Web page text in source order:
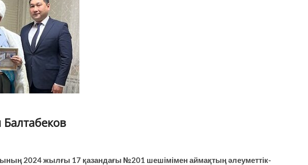
2024 жылғы 17 қазандағы №201 шешімімен аймақтың әлеуметтік-